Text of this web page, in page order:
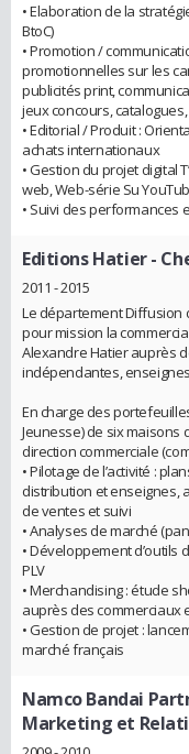
• Elaboration de la
BtoC)
• Promotion /
promotionnelles sur les
publicités print,
jeux concours,
• Editorial / Produit :
achats internationaux
• Gestion du projet digital
web, Web-série Su
• Suivi des performances
Editions Hatier-
2011 - 2015
Le département Diffusion
pour mission la
Alexandre Hatier auprès
indépendantes,
En charge des
Jeunesse) de six maisons
direction commerciale
• Pilotage de l’activité :
distribution et enseignes,
de ventes et suivi
• Analyses de marché
• Développement d’outils
PLV
• Merchandising : étude
auprès des commerciaux
• Gestion de projet :
marché français
Namco Bandai
Marketing et